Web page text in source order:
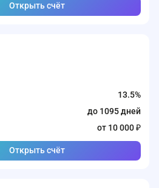
Открыть счёт
13.5%
до 1095 дней
от 10 000 ₽
Открыть счёт